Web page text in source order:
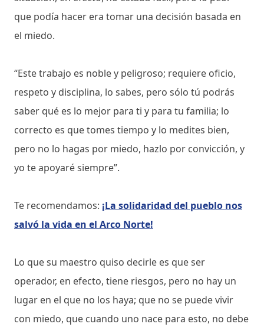
que podía hacer era tomar una decisión basada en
el miedo.
“Este trabajo es noble y peligroso; requiere oficio,
respeto y disciplina, lo sabes, pero sólo tú podrás
saber qué es lo mejor para ti y para tu familia; lo
correcto es que tomes tiempo y lo medites bien,
pero no lo hagas por miedo, hazlo por convicción, y
yo te apoyaré siempre”.
Te recomendamos: ¡La solidaridad del pueblo nos
salvó la vida en el Arco Norte!
Lo que su maestro quiso decirle es que ser
operador, en efecto, tiene riesgos, pero no hay un
lugar en el que no los haya; que no se puede vivir
con miedo, que cuando uno nace para esto, no debe